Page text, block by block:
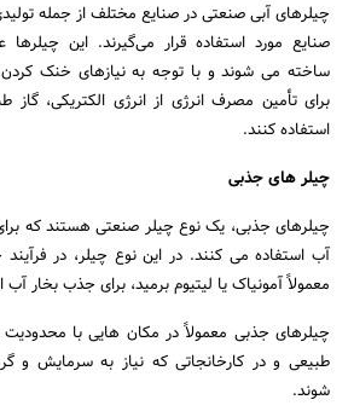
چیلرهای آبی صنعتی در صنایع مختلف از جمله
صنایع مورد استفاده قرار می‌گیرند. این چیلرها
ساخته می شوند و با توجه به نیازهای خنک
برای تأمین مصرف انرژی از انرژی الکتریکی، گاز
استفاده کنند.
چیلر های جذبی
چیلرهای جذبی، یک نوع چیلر صنعتی هستند که
آب استفاده می کنند. در این نوع چیلر، در
معمولاً آمونیاک یا لیتیوم برمید، برای جذب بخار
چیلرهای جذبی معمولاً در مکان هایی با
طبیعی و در کارخانجاتی که نیاز به سرمایش و
شوند.